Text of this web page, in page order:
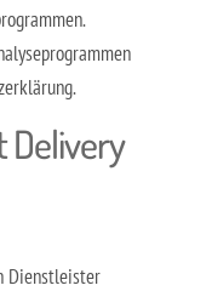
Delivery
Dienstleister